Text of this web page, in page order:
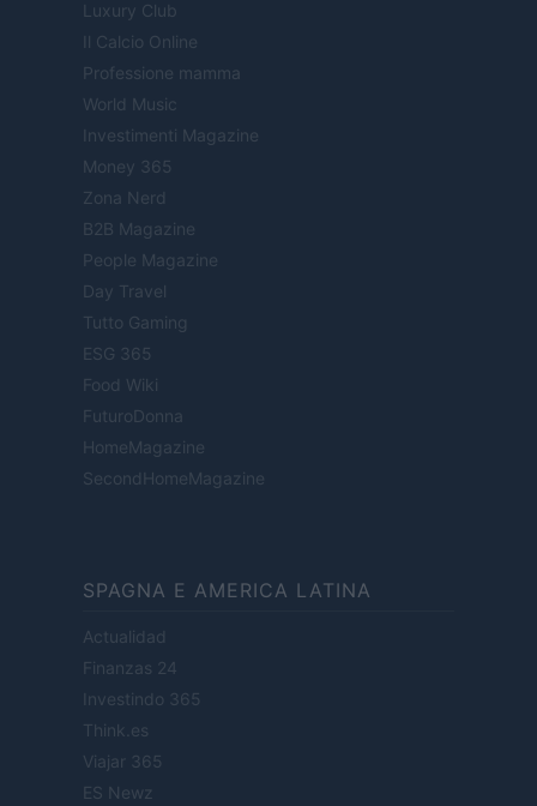
Luxury Club
Il Calcio Online
Professione mamma
World Music
Investimenti Magazine
Money 365
Zona Nerd
B2B Magazine
People Magazine
Day Travel
Tutto Gaming
ESG 365
Food Wiki
FuturoDonna
HomeMagazine
SecondHomeMagazine
SPAGNA E AMERICA LATINA
Actualidad
Finanzas 24
Investindo 365
Think.es
Viajar 365
ES Newz